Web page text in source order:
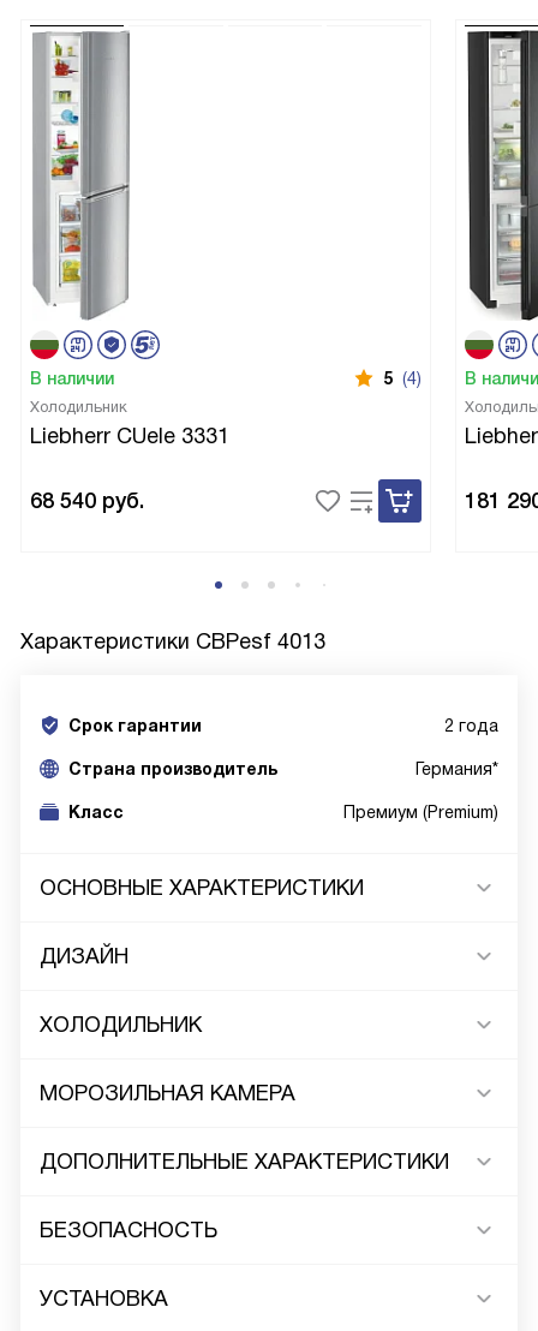
В наличии 5 (4)
Холодильник
Liebherr CUele 3331
68 540 руб.
В
181
Характеристики CBPesf 4013
Срок гарантии 2 года
Cтрана производитель Германия*
Класс Премиум (Premium)
ОСНОВНЫЕ ХАРАКТЕРИСТИКИ
ДИЗАЙН
ХОЛОДИЛЬНИК
МОРОЗИЛЬНАЯ КАМЕРА
ДОПОЛНИТЕЛЬНЫЕ ХАРАКТЕРИСТИКИ
БЕЗОПАСНОСТЬ
УСТАНОВКА